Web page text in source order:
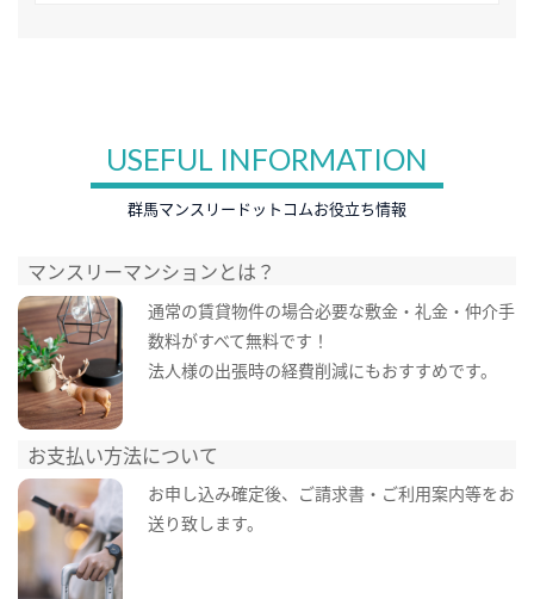
USEFUL INFORMATION
群馬マンスリードットコムお役立ち情報
マンスリーマンションとは？
通常の賃貸物件の場合必要な敷金・礼金・仲介手
数料がすべて無料です！
法人様の出張時の経費削減にもおすすめです。
お支払い方法について
お申し込み確定後、ご請求書・ご利用案内等をお
送り致します。